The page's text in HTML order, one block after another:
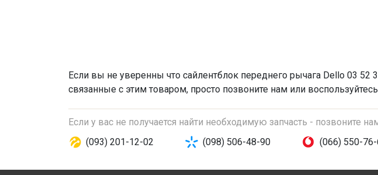
Если вы не уверенны что сайлентблок переднего рычага Dello 03 52
связанные с этим товаром, просто позвоните нам или
Если у вас не получается найти необходимую запчасть - позвоните
(093) 201-12-02
(098) 506-48-90 (066) 550-